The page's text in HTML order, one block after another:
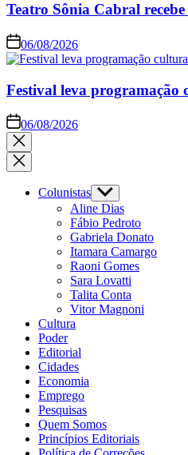
Teatro Sônia Cabral recebe
06/08/2026
Festival leva programação
06/08/2026
Colunistas
Aline Dias
Fábio Pedroto
Gabriela Donato
Itamara Camargo
Raoni Gomes
Sara Lovatti
Talita Conta
Vitor Magnoni
Cultura
Poder
Editorial
Cidades
Economia
Emprego
Pesquisas
Quem Somos
Princípios Editoriais